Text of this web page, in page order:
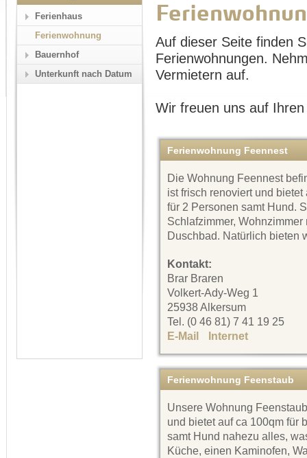
Auf dieser Seite finden
Ferienwohnungen.
Vermietern auf.
Wir freuen uns auf
Ferienwohnung Feennest
Die Wohnung Feennest
ist frisch renoviert und bietet
für 2 Personen samt Hund.
Schlafzimmer,
Duschbad. Natürlich bieten
Kontakt:
Brar Braren
Volkert-Ady-Weg 1
25938 Alkersum
Tel. (0 46 81) 7 41 19 25
E-Mail
Internet
Ferienwohnung Feenstaub
Unsere Wohnung
und bietet auf ca 100qm für
samt Hund nahezu alles,
Küche, einen Kaminofen,
Ferienhaus
Ferienwohnung
Bauernhof
Unterkunft nach Datum